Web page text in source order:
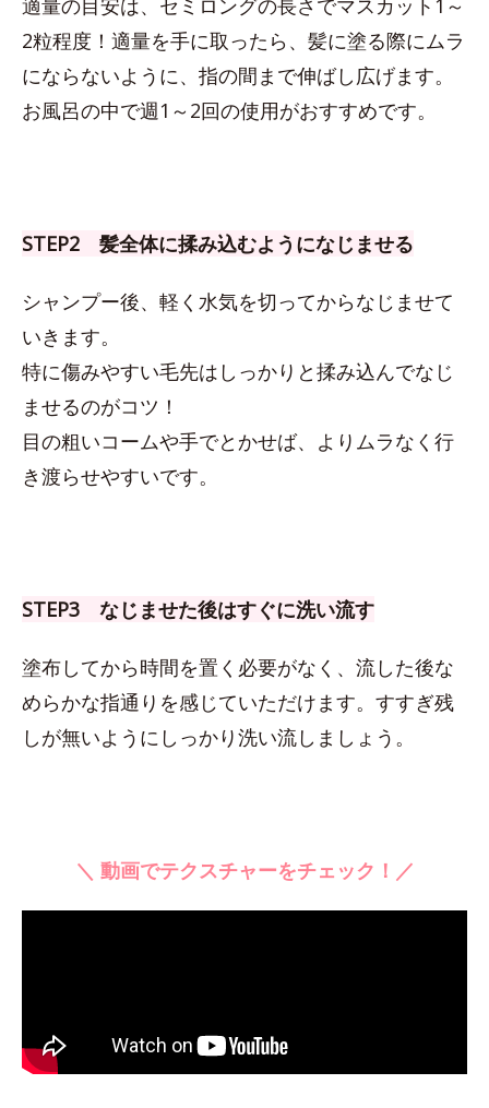
適量の目安は、セミロングの長さでマスカット1～
2粒程度！適量を手に取ったら、髪に塗る際にムラ
にならないように、指の間まで伸ばし広げます。
お風呂の中で週1～2回の使用がおすすめです。
STEP2 髪全体に揉み込むようになじませる
シャンプー後、軽く水気を切ってからなじませて
いきます。
特に傷みやすい毛先はしっかりと揉み込んでなじ
ませるのがコツ！
目の粗いコームや手でとかせば、よりムラなく行
き渡らせやすいです。
STEP3 なじませた後はすぐに洗い流す
塗布してから時間を置く必要がなく、流した後な
めらかな指通りを感じていただけます。すすぎ残
しが無いようにしっかり洗い流しましょう。
＼ 動画でテクスチャーをチェック！／